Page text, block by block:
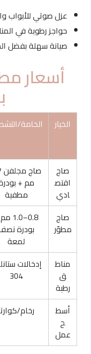
عزل صوتي للأبواب
حواجز رطوبة في
صيانة سهلة بفضل
أسعار
الخيار الخامة/
صاج
اقتص
ادي
مم +
مطفية
صاج
مطوّر
بودرة
لمعة
مناط
ق
رطبة
إدخالات
304
أسط
ح
عمل
رخام/